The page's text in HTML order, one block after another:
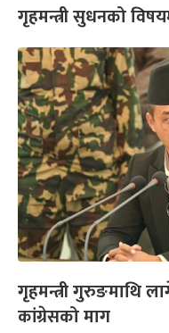
गृहमन्त्री सुधनको
गृहमन्त्री गुरुङमाथि
कांग्रेसको माग